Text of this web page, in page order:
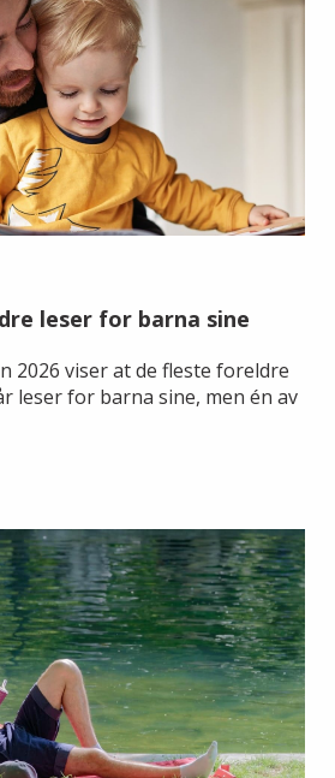
leser for barna sine
2026 viser at de fleste foreldre
leser for barna sine, men én av